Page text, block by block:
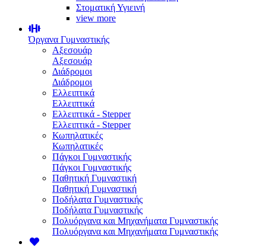
Στοματική Υγιεινή
view more
Όργανα Γυμναστικής
Αξεσουάρ
Αξεσουάρ
Διάδρομοι
Διάδρομοι
Ελλειπτικά
Ελλειπτικά
Ελλειπτικά - Stepper
Ελλειπτικά - Stepper
Κωπηλατικές
Κωπηλατικές
Πάγκοι Γυμναστικής
Πάγκοι Γυμναστικής
Παθητική Γυμναστική
Παθητική Γυμναστική
Ποδήλατα Γυμναστικής
Ποδήλατα Γυμναστικής
Πολυόργανα και Μηχανήματα Γυμναστικής
Πολυόργανα και Μηχανήματα Γυμναστικής